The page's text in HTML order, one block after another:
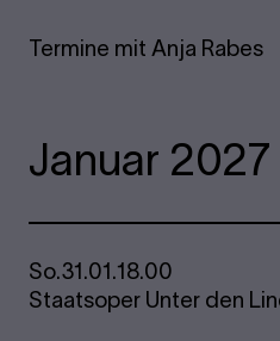
Termine mit Anja Rabes
Januar 2027
So.31.01.18.00
Staatsoper Unter den